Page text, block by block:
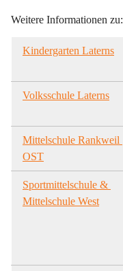
Weitere Informationen zu:
Kindergarten Laterns
Volksschule Laterns
Mittelschule Rankweil
OST
Sportmittelschule &
Mittelschule West